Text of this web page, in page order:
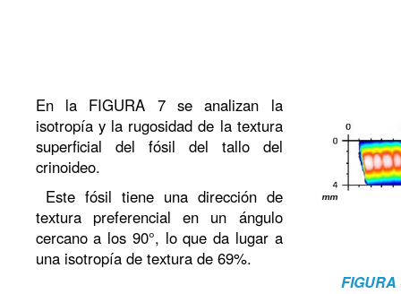
En la FIGURA 7 se analizan la
isotropía y la rugosidad de la textura
superficial del fósil del tallo del
crinoideo.
Este fósil tiene una dirección de
textura preferencial en un ángulo
cercano a los 90°, lo que da lugar a
una isotropía de textura de 69%.
FIGURA